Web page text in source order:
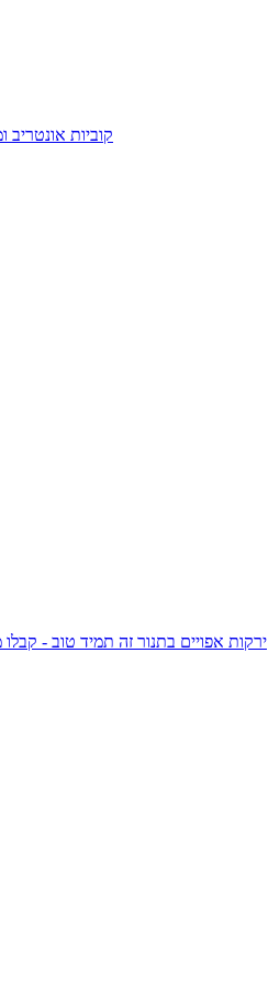
קוביות
ירקות אפויים בתנור זה תמיד טוב -